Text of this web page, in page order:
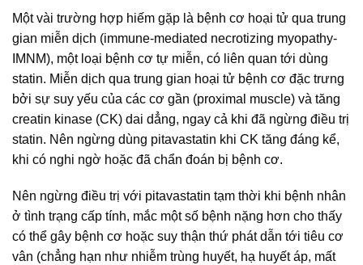
Một vài trường hợp hiếm gặp là bệnh cơ hoại tử qua trung
gian miễn dịch (immune-mediated necrotizing myopathy-
IMNM), một loại bệnh cơ tự miễn, có liên quan tới dùng
statin. Miễn dịch qua trung gian hoại tử bệnh cơ đặc trưng
bởi sự suy yếu của các cơ gần (proximal muscle) và tăng
creatin kinase (CK) dai dẳng, ngay cả khi đã ngừng điều trị
statin. Nên ngừng dùng pitavastatin khi CK tăng đáng kể,
khi có nghi ngờ hoặc đã chẩn đoán bị bệnh cơ.
Nên ngừng điều trị với pitavastatin tạm thời khi bệnh nhân
ở tình trạng cấp tính, mắc một số bệnh nặng hơn cho thấy
có thể gây bệnh cơ hoặc suy thận thứ phát dẫn tới tiêu cơ
vân (chẳng hạn như nhiễm trùng huyết, hạ huyết áp, mất